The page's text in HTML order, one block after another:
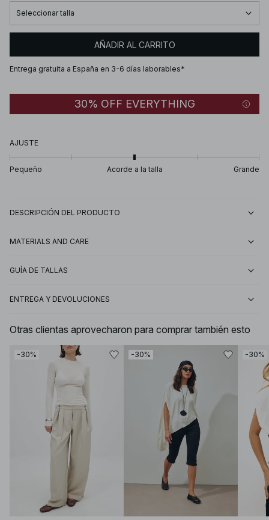
Seleccionar talla
AÑADIR AL CARRITO
Entrega gratuita a España en 3-6 días laborables*
30% OFF EVERYTHING
AJUSTE
Pequeño Acorde a la talla Grande
DESCRIPCIÓN DEL PRODUCTO
MATERIALS AND CARE
GUÍA DE TALLAS
ENTREGA Y DEVOLUCIONES
Otras clientas aprovecharon para comprar también esto
-30% -30% -30%